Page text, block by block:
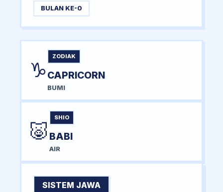
BULAN KE-0
♑
ZODIAK
CAPRICORN
BUMI
🐷
SHIO
BABI
AIR
SISTEM JAWA